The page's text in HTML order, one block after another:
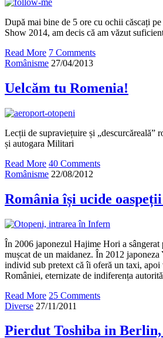
După mai bine de 5 ore cu ochii căscați
Show 2014, am decis că am văzut
Read More 7 Comments
Românisme 27/04/2013
Uelcăm tu Romenia!
Lecții de supraviețuire și „descurcăreală”
și autogara Militari
Read More 40 Comments
Românisme 22/08/2012
România își ucide
În 2006 japonezul Hajime Hori a
mușcat de un maidanez. În 2012
individ sub pretext că îi oferă un taxi,
României, eternizate de indiferența
Read More 25 Comments
Diverse 27/11/2011
Pierdut Toshiba in Berlin,